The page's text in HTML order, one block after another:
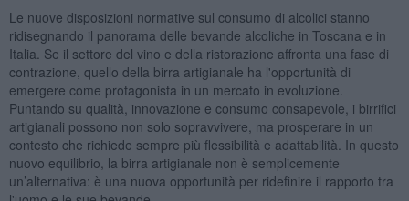
Le nuove disposizioni normative sul consumo di alcolici stanno
ridisegnando il panorama delle bevande alcoliche in Toscana e in
Italia. Se il settore del vino e della ristorazione affronta una fase di
contrazione, quello della birra artigianale ha l'opportunità di
emergere come protagonista in un mercato in evoluzione.
Puntando su qualità, innovazione e consumo consapevole, i birrifici
artigianali possono non solo sopravvivere, ma prosperare in un
contesto che richiede sempre più flessibilità e adattabilità. In questo
nuovo equilibrio, la birra artigianale non è semplicemente
un’alternativa: è una nuova opportunità per ridefinire il rapporto tra